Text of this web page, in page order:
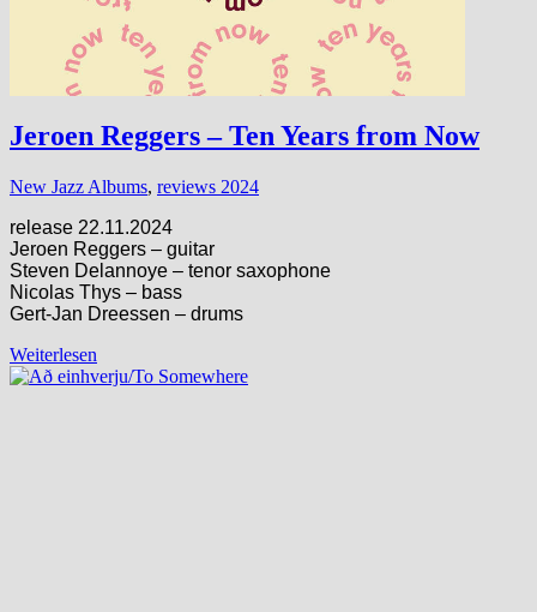
Jeroen Reggers – Ten Years from Now
New Jazz Albums, reviews 2024
release 22.11.2024
Jeroen Reggers – guitar
Steven Delannoye – tenor saxophone
Nicolas Thys – bass
Gert-Jan Dreessen – drums
Weiterlesen